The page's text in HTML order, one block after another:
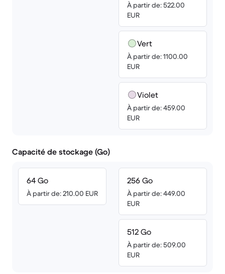
À partir de: 522.00
EUR
Vert
À partir de: 1100.00
EUR
Violet
À partir de: 459.00
EUR
Capacité de stockage (Go)
64 Go
À partir de: 210.00 EUR
256 Go
À partir de: 449.00
EUR
512 Go
À partir de: 509.00
EUR